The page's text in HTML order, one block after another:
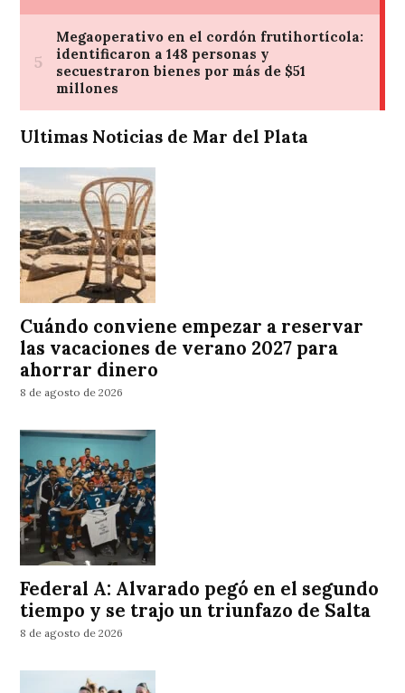
Ultimas Noticias de Mar del Plata
Cuándo conviene empezar a reservar
las vacaciones de verano 2027 para
ahorrar dinero
8 de agosto de 2026
Federal A: Alvarado pegó en el segundo
tiempo y se trajo un triunfazo de Salta
8 de agosto de 2026